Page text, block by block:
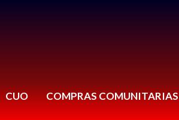
CUO COMPRAS COMUNITARIAS